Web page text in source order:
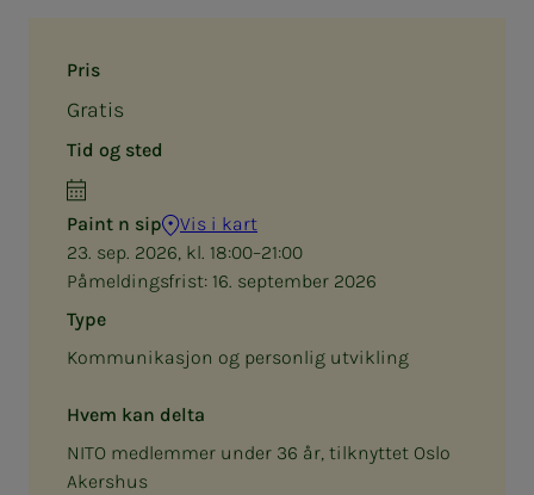
Pris
Gratis
Tid og sted
Paint n sip
Vis i kart
23. sep. 2026, kl. 18:00–21:00
Påmeldingsfrist: 16. september 2026
Type
Kommunikasjon og personlig utvikling
Hvem kan delta
NITO medlemmer under 36 år, tilknyttet Oslo
Akershus